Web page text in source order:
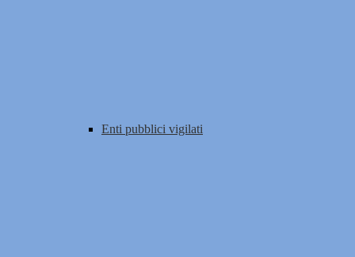
Enti pubblici vigilati